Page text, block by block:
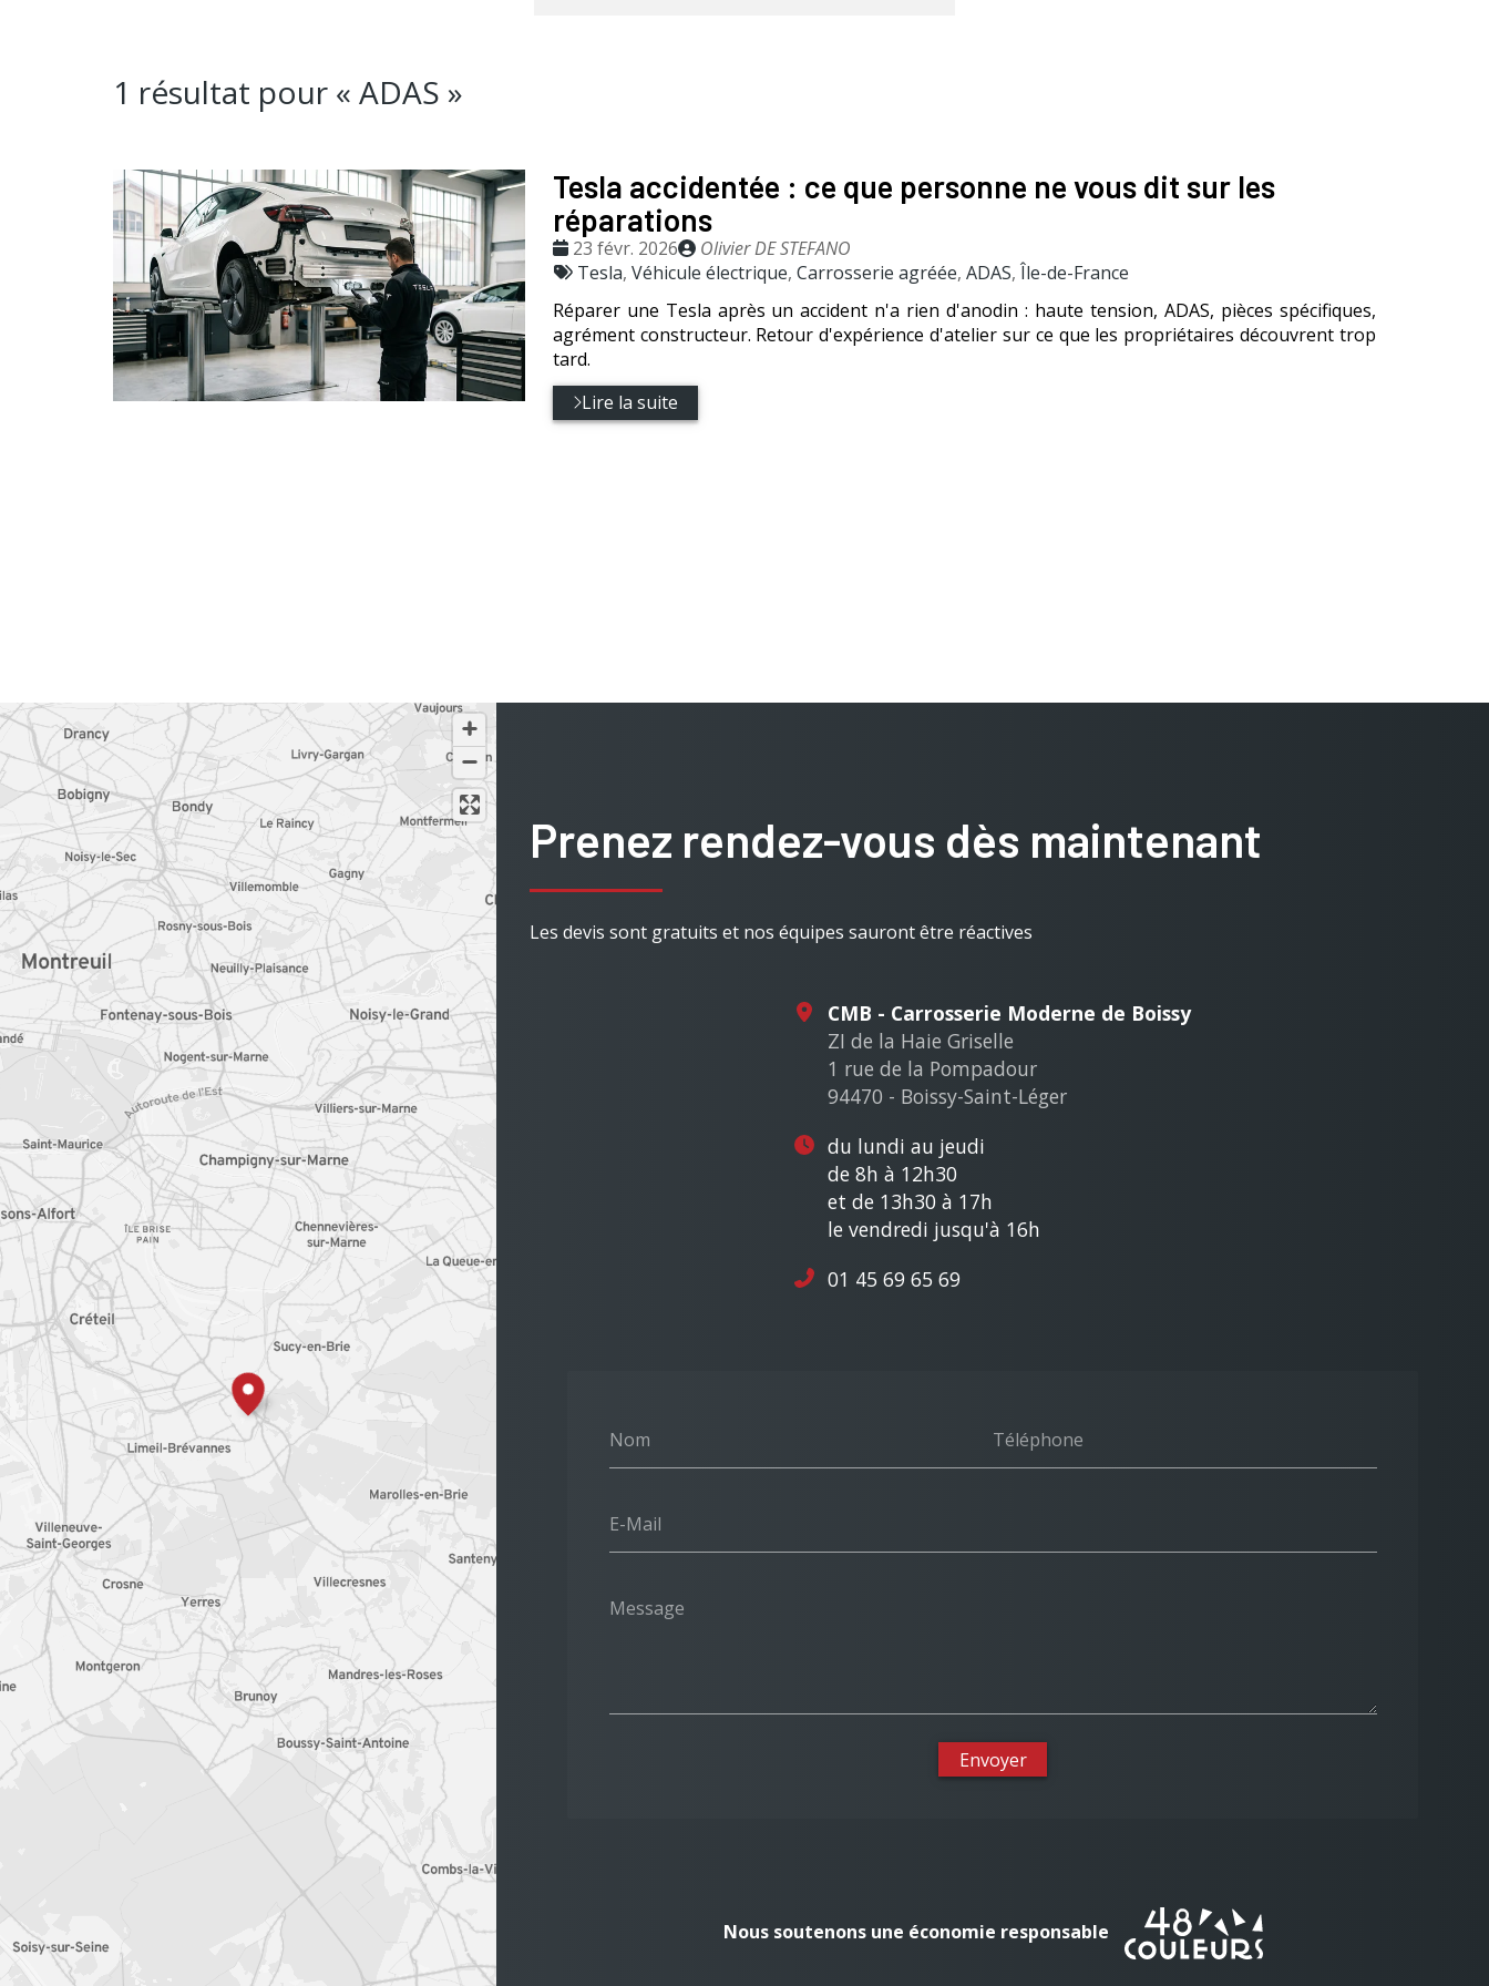
1 résultat pour « ADAS »
Tesla accidentée : ce que personne ne vous dit sur les
réparations
Date
:
23 févr. 2026
Publié
par
Olivier DE STEFANO
Tags
Tesla, Véhicule électrique, Carrosserie agréée, ADAS, Île-de-France
Réparer une Tesla après un accident n'a rien d'anodin : haute tension, ADAS, pièces spécifiques,
agrément constructeur. Retour d'expérience d'atelier sur ce que les propriétaires découvrent trop
tard.
Lire la suite
Prenez rendez-vous dès maintenant
Les devis sont gratuits et nos équipes sauront être réactives
Nom Téléphone
E-Mail
Message
Envoyer
CMB - Carrosserie Moderne de Boissy
ZI de la Haie Griselle
1 rue de la Pompadour
94470 - Boissy-Saint-Léger
du lundi au jeudi
de 8h à 12h30
et de 13h30 à 17h
le vendredi jusqu'à 16h
01 45 69 65 69
Nous soutenons une économie responsable